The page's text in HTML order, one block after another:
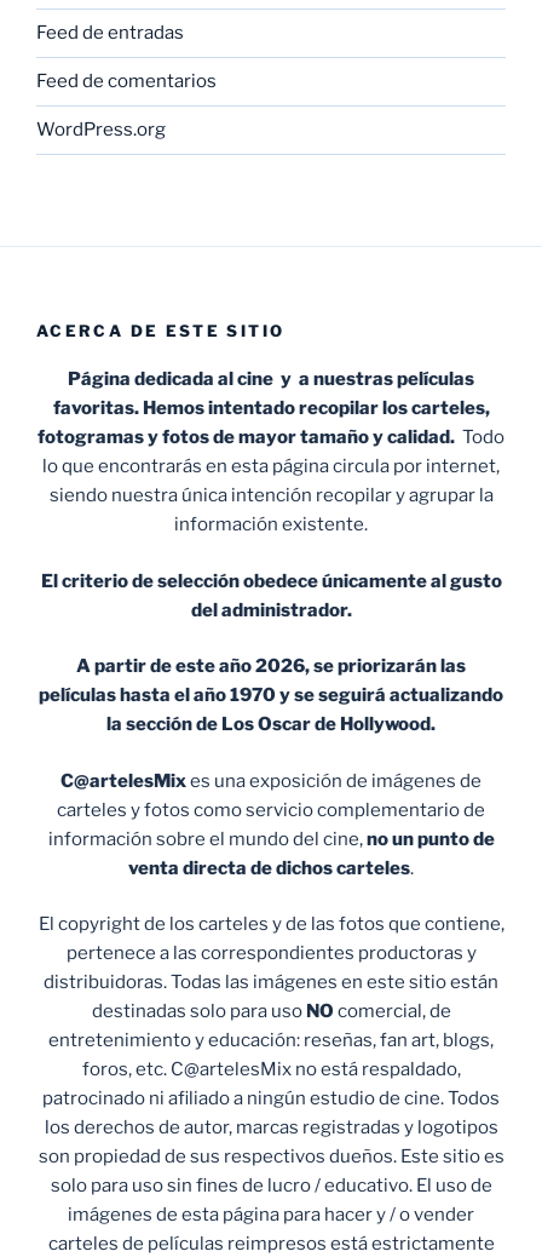
Feed de entradas
Feed de comentarios
WordPress.org
ACERCA DE ESTE SITIO
Página dedicada al cine y a nuestras películas
favoritas. Hemos intentado recopilar los carteles,
fotogramas y fotos de mayor tamaño y calidad. Todo
lo que encontrarás en esta página circula por internet,
siendo nuestra única intención recopilar y agrupar la
información existente.
El criterio de selección obedece únicamente al gusto
del administrador.
A partir de este año 2026, se priorizarán las
películas hasta el año 1970 y se seguirá actualizando
la sección de Los Oscar de Hollywood.
C@artelesMixes una exposición de imágenes de
carteles y fotos como servicio complementario de
información sobre el mundo del cine,no un punto de
venta directa de dichos carteles.
El copyright de los carteles y de las fotos que contiene,
pertenece a las correspondientes productoras y
distribuidoras. Todas las imágenes en este sitio están
destinadas solo para uso NO comercial, de
entretenimiento y educación: reseñas, fan art, blogs,
foros, etc. C@artelesMix no está respaldado,
patrocinado ni afiliado a ningún estudio de cine. Todos
los derechos de autor, marcas registradas y logotipos
son propiedad de sus respectivos dueños. Este sitio es
solo para uso sin fines de lucro / educativo. El uso de
imágenes de esta página para hacer y / o vender
carteles de películas reimpresos está estrictamente